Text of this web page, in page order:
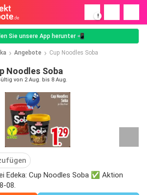
!
Sie unsere App herunter 📲
Angebote Cup Noodles Soba
Noodles Soba
von 2 Aug. bis 8 Aug.
Edeka: Cup Noodles Soba ✅ Aktion
08.